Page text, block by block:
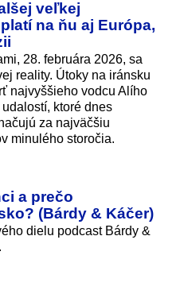
veľkej
na ňu aj Európa,
28. februára 2026, sa
reality. Útoky na iránsku
najvyššieho vodcu Alího
ktoré dnes
za najväčšiu
minulého storočia.
a prečo
(Bárdy & Káčer)
dielu podcast Bárdy &